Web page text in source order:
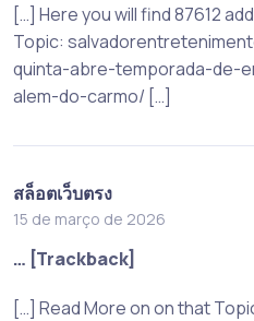
[…] Here you will find 87612
Topic:
quinta-abre-temporada-de-
alem-do-carmo/ […]
สล็อตเว็บตรง
15 de março de 2026
… [Trackback]
[…] Read More on on that